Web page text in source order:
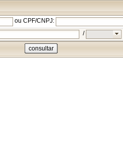
ou CPF/CNPJ:
/
consultar